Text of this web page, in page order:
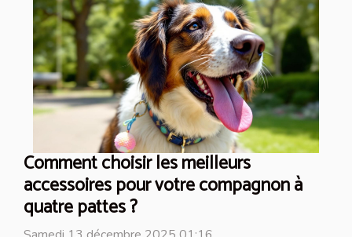
Comment choisir les meilleurs
accessoires pour votre compagnon à
quatre pattes ?